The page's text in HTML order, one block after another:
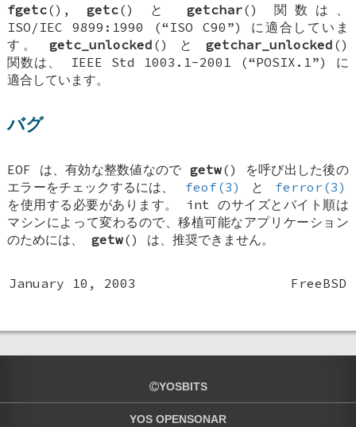
fgetc(),getc() とgetchar() 関数は、
ISO/IEC 9899:1990 (“ISO C90”) に適合していま
す。 getc_unlocked () と getchar_unlocked ()
関数は、 IEEE Std 1003.1-2001 (“POSIX.1”) に
適合しています。
バグ
EOF は、有効な整数値なので getw() を呼び出した後の
エラーをチェックするには、
feof(3) と
ferror(3)
を使用する必要があります。
int のサイズとバイト順は
マシンによって変わるので、移植可能なアプリケーション
のためには、getw() は、推奨できません。
January 10, 2003 FreeBSD
YOSBITS
YOS OPENSONAR